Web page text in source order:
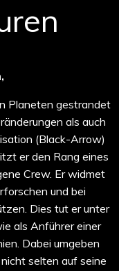
Planeten gestrandet
als auch
(Black-Arrow)
er den Rang eines
Crew. Er widmet
und bei
Dies tut er unter
als Anführer einer
Dabei umgeben
selten auf seine